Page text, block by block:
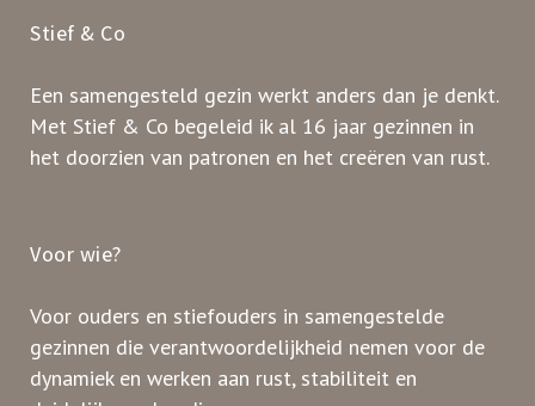
Stief & Co
Een samengesteld gezin werkt anders dan je denkt.
Met Stief & Co begeleid ik al 16 jaar gezinnen in
het doorzien van patronen en het creëren van rust.
Voor wie?
Voor ouders en stiefouders in samengestelde
gezinnen die verantwoordelijkheid nemen voor de
dynamiek en werken aan rust, stabiliteit en